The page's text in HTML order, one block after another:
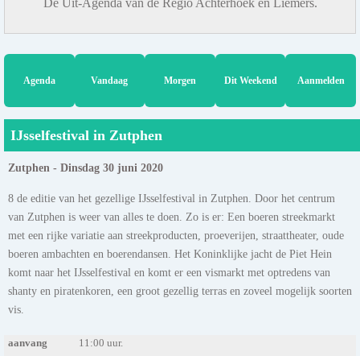
Agenda Vandaag Morgen Dit Weekend Aanmelden
IJsselfestival in Zutphen
Zutphen - Dinsdag 30 juni 2020
8 de editie van het gezellige IJsselfestival in Zutphen. Door het centrum
van Zutphen is weer van alles te doen. Zo is er: Een boeren streekmarkt
met een rijke variatie aan streekproducten, proeverijen, straattheater, oude
boeren ambachten en boerendansen. Het Koninklijke jacht de Piet Hein
komt naar het IJsselfestival en komt er een vismarkt met optredens van
shanty en piratenkoren, een groot gezellig terras en zoveel mogelijk soorten
vis.
aanvang
11:00 uur.